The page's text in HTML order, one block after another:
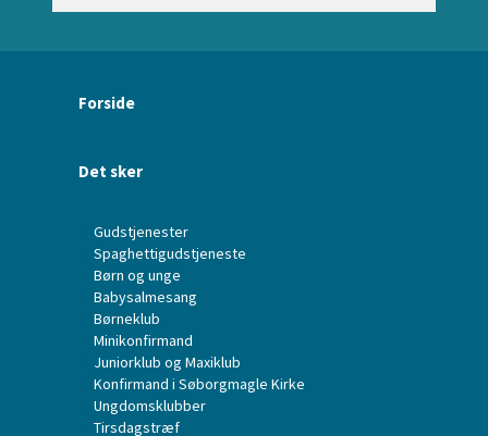
Forside
Det sker
Gudstjenester
Spaghettigudstjeneste
Børn og unge
Babysalmesang
Børneklub
Minikonfirmand
Juniorklub og Maxiklub
Konfirmand i Søborgmagle Kirke
Ungdomsklubber
Tirsdagstræf